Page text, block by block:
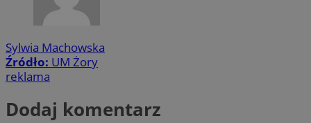
Sylwia Machowska
Źródło: UM Żory
reklama
Dodaj komentarz